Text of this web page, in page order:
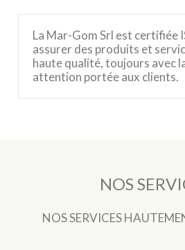
La Mar-Gom Srl est certifiée
assurer des produits et
haute qualité, toujours avec
attention portée aux clients.
NOS
NOS SERVICES